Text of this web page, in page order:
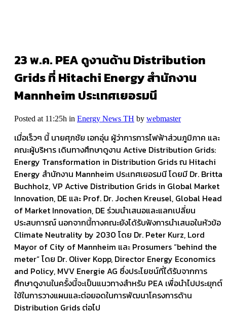
23 พ.ค. PEA ดูงานด้าน Distribution
Grids ที่ Hitachi Energy สำนักงาน
Mannheim ประเทศเยอรมนี
Posted at 11:25h in Energy News TH by webmaster
เมื่อเร็วๆ นี้ นายศุภชัย เอกอุ่น ผู้ว่าการการไฟฟ้าส่วนภูมิภาค และ
คณะผู้บริหาร เดินทางศึกษาดูงาน Active Distribution Grids:
Energy Transformation in Distribution Grids ณ Hitachi
Energy สำนักงาน Mannheim ประเทศเยอรมนี โดยมี Dr. Britta
Buchholz, VP Active Distribution Grids in Global Market
Innovation, DE และ Prof. Dr. Jochen Kreusel, Global Head
of Market Innovation, DE ร่วมนำเสนอและแลกเปลี่ยน
ประสบการณ์ นอกจากนี้ทางคณะยังได้รับฟังการนำเสนอในหัวข้อ
Climate Neutrality by 2030 โดย Dr. Peter Kurz, Lord
Mayor of City of Mannheim และ Prosumers “behind the
meter“ โดย Dr. Oliver Kopp, Director Energy Economics
and Policy, MVV Energie AG ซึ่งประโยชน์ที่ได้รับจากการ
ศึกษาดูงานในครั้งนี้จะเป็นแนวทางสำหรับ PEA เพื่อนำไปประยุกต์
ใช้ในการวางแผนและต่อยอดในการพัฒนาโครงการด้าน
Distribution Grids ต่อไป